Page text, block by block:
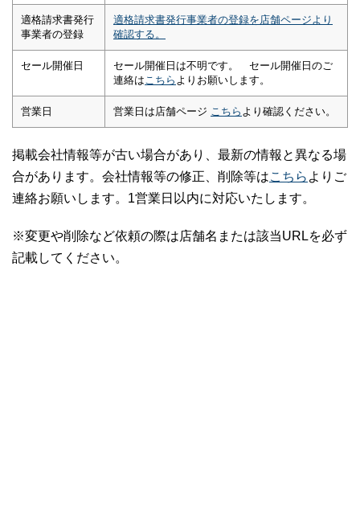
適格請求書発行
事業者の登録
適格請求書発行事業者の登録を店舗ページより
確認する。
セール開催日
セール開催日は不明です。 セール開催日のご
連絡は こちら よりお願いします。
営業日 営業日は店舗ページ こちら より確認ください。
掲載会社情報等が古い場合があり、最新の情報と異なる場
合があります。会社情報等の修正、削除等はこちら よりご
連絡お願いします。1営業日以内に対応いたします。
※変更や削除など依頼の際は店舗名または該当URLを必ず
記載してください。